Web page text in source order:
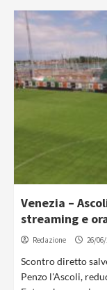
Venezia –
streaming e
Redazione 26/06/
Scontro diretto
Penzo l'Ascoli,